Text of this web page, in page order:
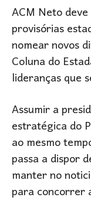
ACM Neto
provisórias
nomear novos
Coluna do
lideranças que
Assumir a
estratégica do
ao mesmo
passa a dispor
manter no
para concorrer